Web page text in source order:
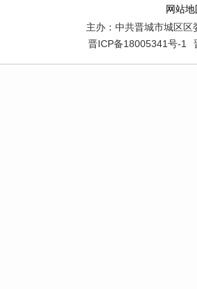
网站地
主办：中共晋城市城区
晋ICP备18005341号-1